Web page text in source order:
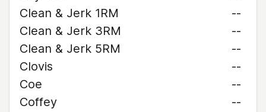
Clean & Jerk 1RM
--
Clean & Jerk 3RM
--
Clean & Jerk 5RM
--
Clovis
--
Coe
--
Coffey
--